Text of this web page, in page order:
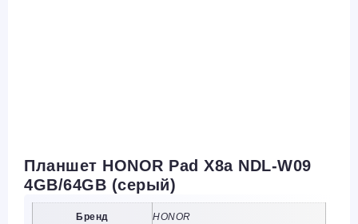
Планшет HONOR Pad X8a NDL-W09
4GB/64GB (серый)
Бренд HONOR